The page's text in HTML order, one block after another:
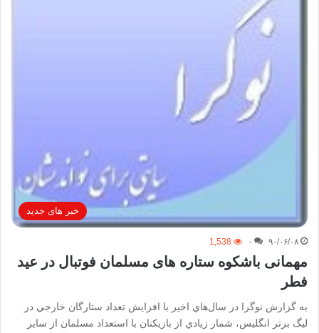
خبر های جدید
۹۰/۰۶/۰۸ ۰ 1,538
مهمانی باشکوه ستاره های مسلمان فوتبال در عید
فطر
به گزارش نوگرا در سال‌هاي اخير با افزايش تعداد ستارگان خارجي در
ليگ برتر انگليس، شمار زيادي از بازيكنان با استعداد مسلمان از ساير